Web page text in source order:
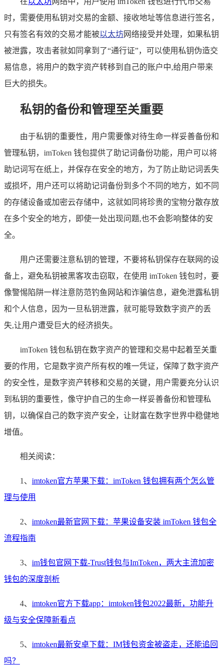
时，需要使用私钥对交易的金额、接收地址等信息进行签名，
只有签名有效的交易才能被以太坊网络接受并处理，如果私钥
被泄露，攻击者就如同拿到了“通行证”，可以使用私钥伪造交
易信息，将用户的数字资产转移到自己的账户中,给用户带来
巨大的损失。
私钥的备份和管理至关重要
由于私钥的重要性，用户需要像对待生命一样妥善备份和
管理私钥，imToken 钱包提供了助记词备份功能，用户可以将
助记词写在纸上，并保存在安全的地方，为了防止助记词丢失
或损坏，用户还可以将助记词备份到多个不同的地方，如不同
的存储设备或加密云存储中，这就如同将珍贵的宝物分散存放
在多个安全的地方，即使一处出现问题,也不会影响整体的安
全。
用户还需要注意私钥的管理，不要将私钥保存在联网的设
备上，避免私钥被黑客攻击窃取，在使用 imToken 钱包时，要
像警惕陷阱一样注意防范钓鱼网站和诈骗信息，避免泄露私钥
和个人信息，因为一旦私钥泄露，就可能导致数字资产的丢
失,让用户遭受巨大的经济损失。
imToken 钱包私钥在数字资产的管理和交易中起着至关重
要的作用，它是数字资产所有权的唯一凭证，保障了数字资产
的安全性，是数字资产转移和交易的关键，用户需要充分认识
到私钥的重要性，像守护自己的生命一样妥善备份和管理私
钥，以确保自己的数字资产安全，让财富在数字世界中稳健地
增值。
相关阅读：
1、 imtoken官方苹果下载：imToken 钱包拥有两个怎么管
理与使用
2、 imtoken最新官网下载：苹果设备安装 imToken 钱包全
流程指南
3、 im钱包官网下载-Trust钱包与ImToken，两大主流加密
钱包的深度剖析
4、 imtoken官方下载app：imtoken钱包2022最新，功能升
级与安全保障新看点
5、 imtoken最新安卓下载：IM钱包资金被盗走，还能追回
吗？